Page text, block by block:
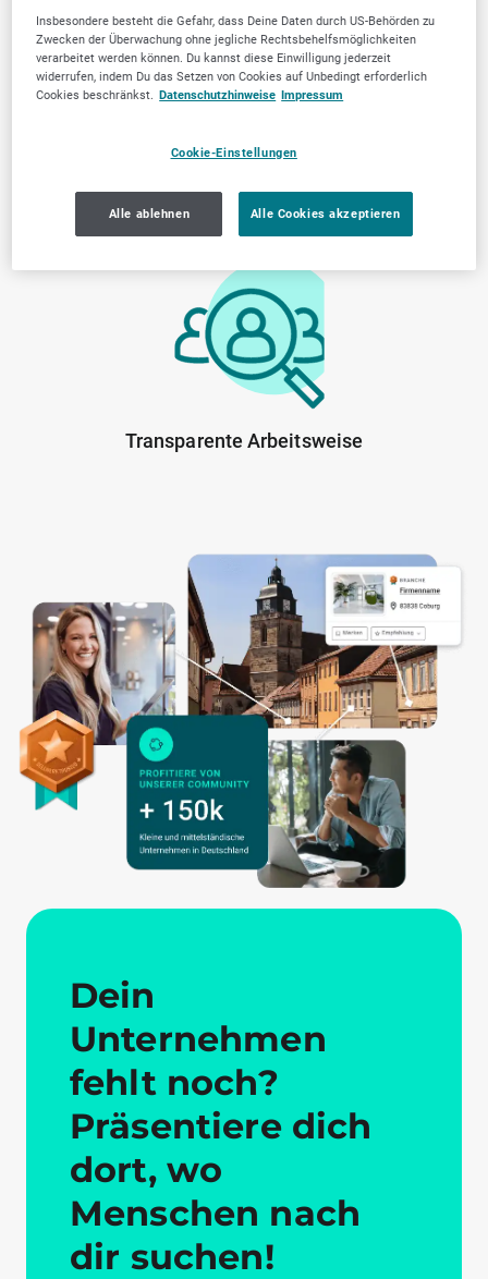
Von der Community
Lokale Marktkenntnis
Transparente Arbeitsweise
Dein
Unternehmen
fehlt noch?
Präsentiere dich
dort, wo
Menschen nach
dir suchen!
Insbesondere besteht die Gefahr, dass Deine Daten durch US-Behörden zu
Zwecken der Überwachung ohne jegliche Rechtsbehelfsmöglichkeiten
verarbeitet werden können. Du kannst diese Einwilligung jederzeit
widerrufen, indem Du das Setzen von Cookies auf Unbedingt erforderlich
Cookies beschränkst. Datenschutzhinweise Impressum
Cookie-Einstellungen
Alle ablehnen Alle Cookies akzeptieren